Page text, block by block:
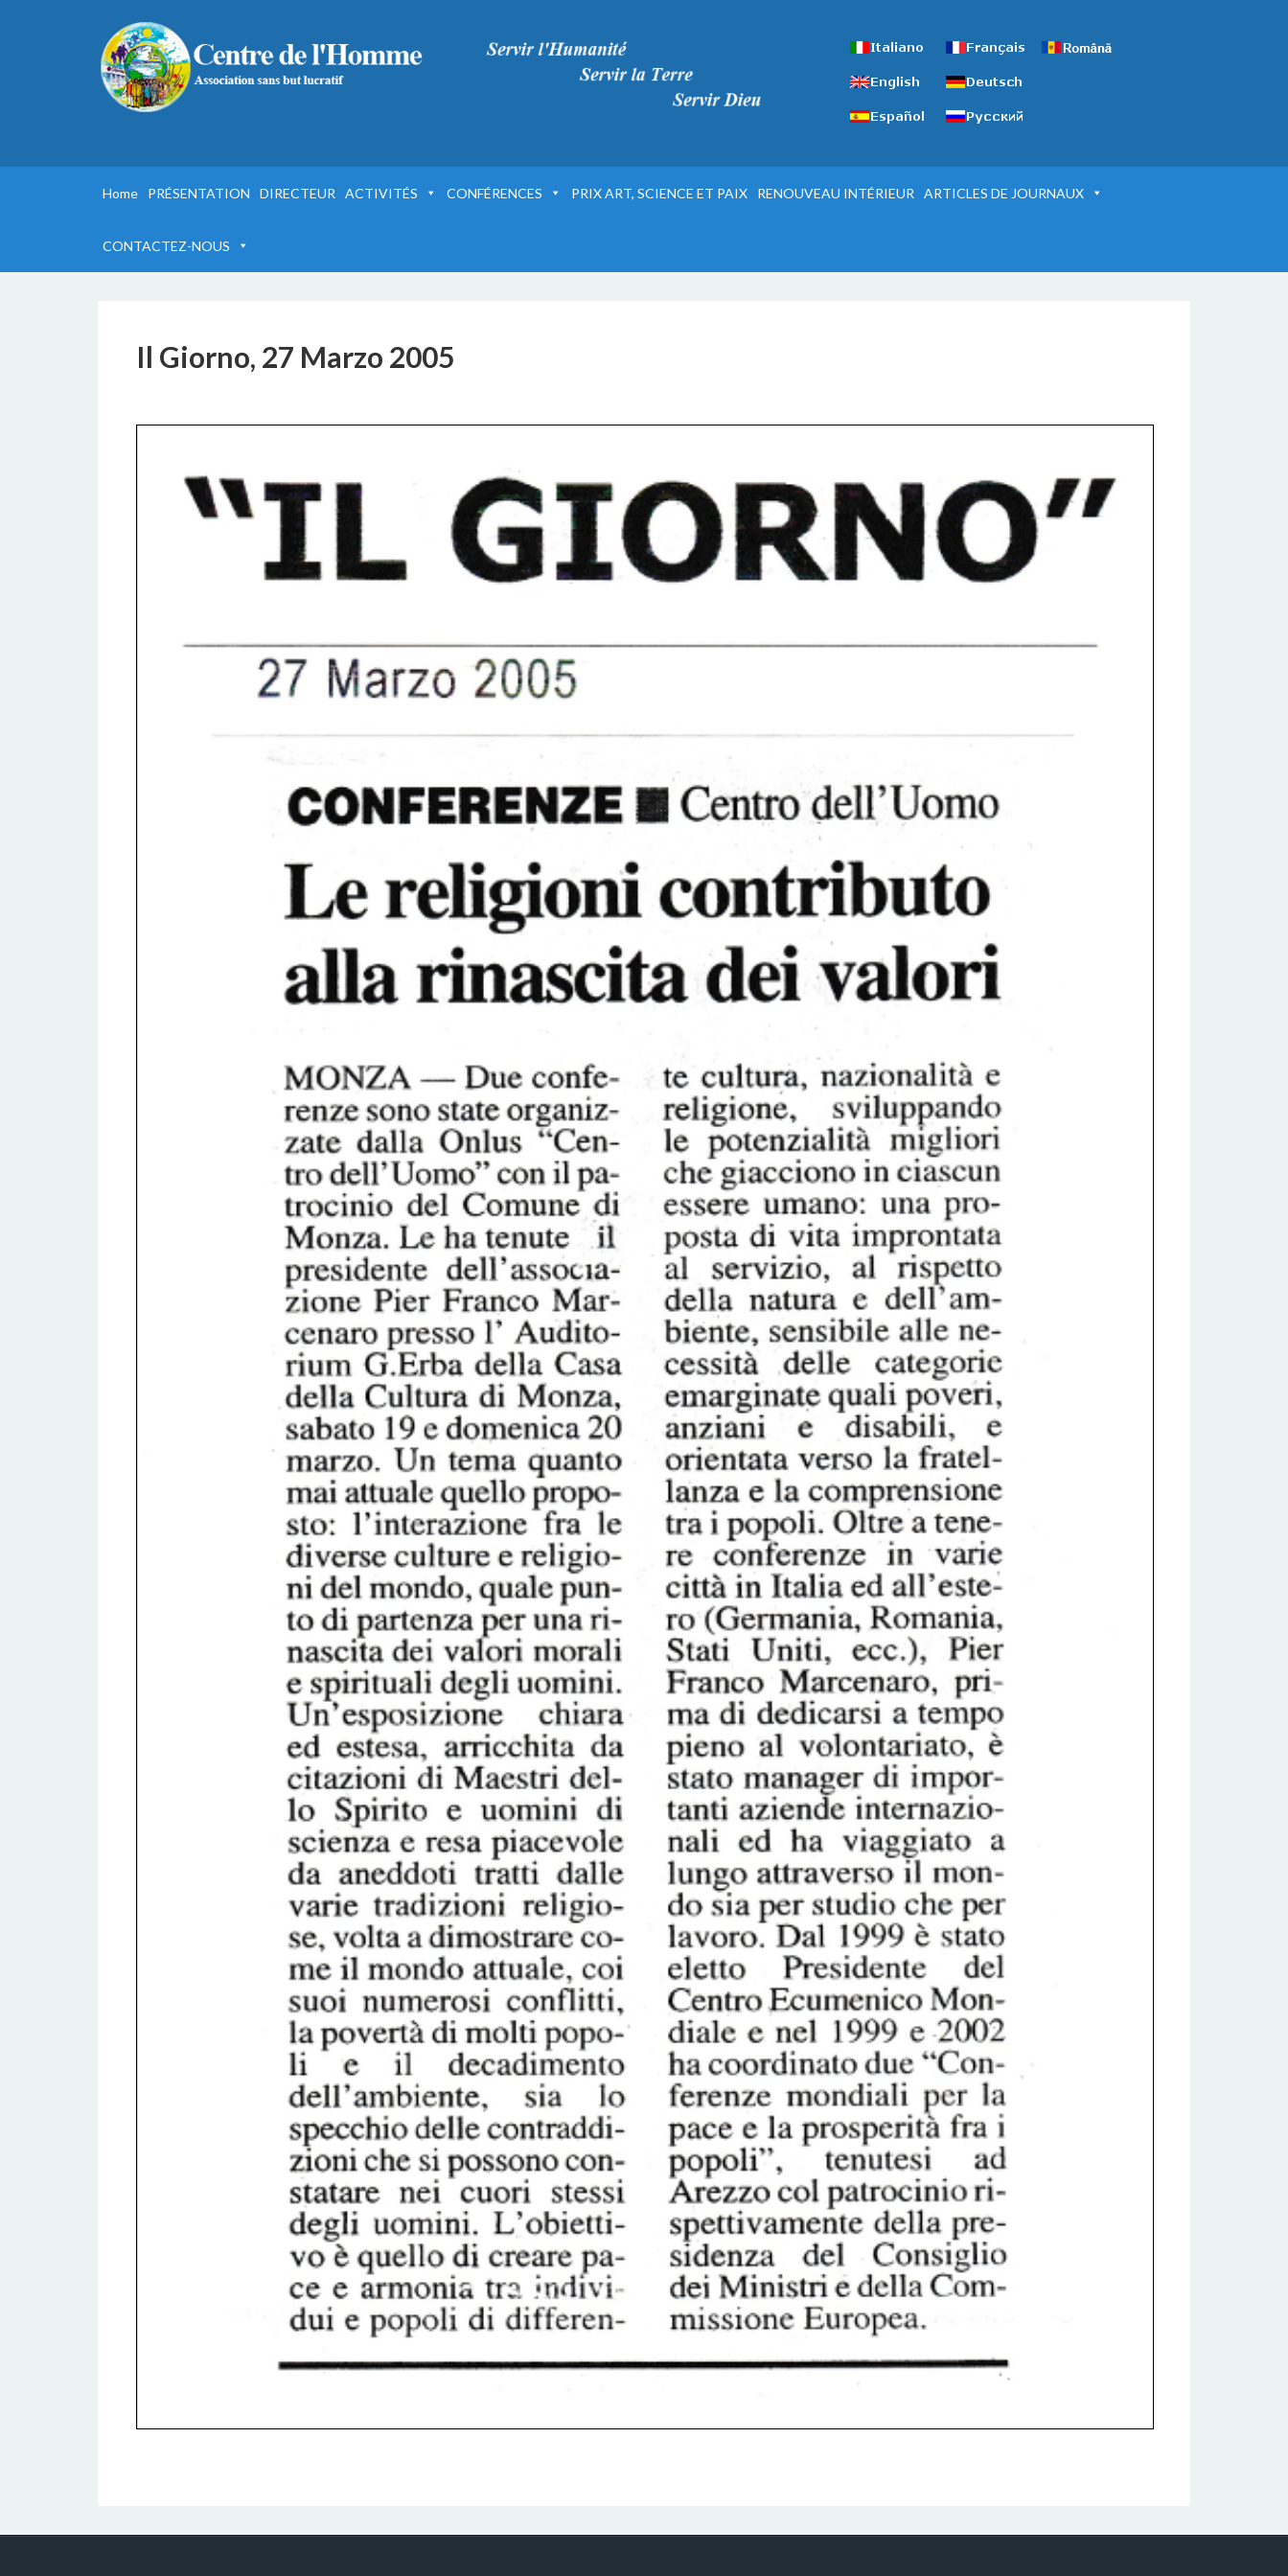
Home PRÉSENTATION DIRECTEUR ACTIVITÉS CONFÉRENCES PRIX ART, SCIENCE ET PAIX RENOUVEAU INTÉRIEUR ARTICLES DE JOURNAUX
CONTACTEZ-NOUS
Il Giorno, 27 Marzo 2005